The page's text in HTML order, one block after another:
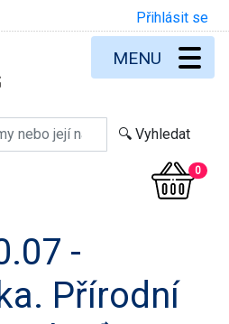
Přihlásit se
0
MENU
-
Přírodní